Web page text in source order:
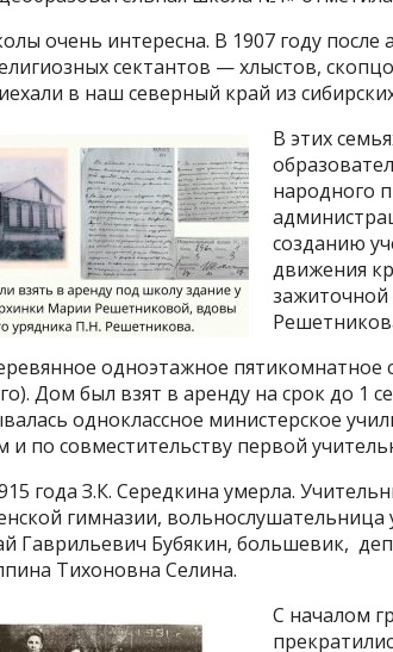
очень интересна. В 1907 году
сектантов — хлыстов,
в наш северный край из
В этих
народного
созданию
движения
одноэтажное пятикомнатное
Дом был взят в аренду на срок до 1
одноклассное министерское
и по совместительству первой
года З.К. Середкина умерла.
гимназии,
Гаврильевич Бубякин, большевик,
Тихоновна Селина.
С началом